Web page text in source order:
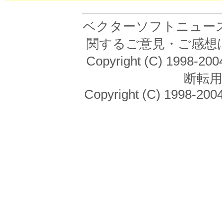
ベクターソフトニュー
関するご意見・ご感
Copyright (C) 1998-
断転
Copyright (C) 1998-